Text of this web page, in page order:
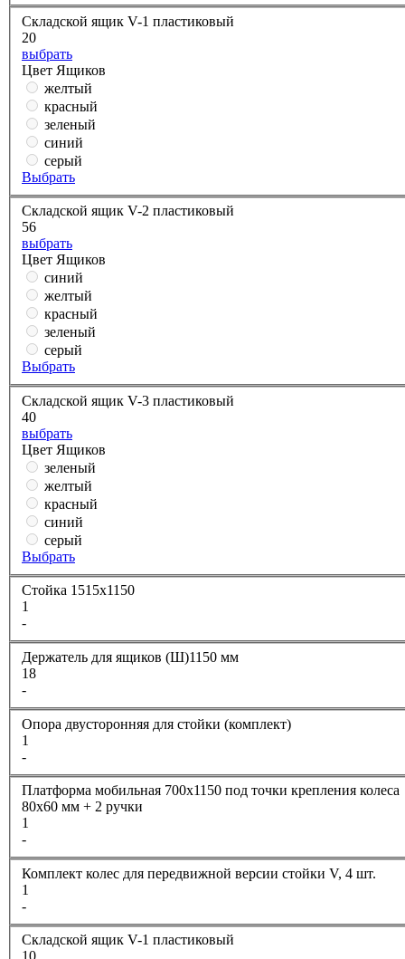
Складской ящик V-1 пластиковый
20
выбрать
Цвет Ящиков
желтый
красный
зеленый
синий
серый
Выбрать
Складской ящик V-2 пластиковый
56
выбрать
Цвет Ящиков
синий
желтый
красный
зеленый
серый
Выбрать
Складской ящик V-3 пластиковый
40
выбрать
Цвет Ящиков
зеленый
желтый
красный
синий
серый
Выбрать
Стойка 1515х1150
1
-
Держатель для ящиков (Ш)1150 мм
18
-
Опора двусторонняя для стойки (комплект)
1
-
Платформа мобильная 700х1150 под точки крепления колеса
80х60 мм + 2 ручки
1
-
Комплект колес для передвижной версии стойки V, 4 шт.
1
-
Складской ящик V-1 пластиковый